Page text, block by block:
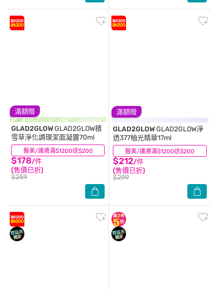
滿額贈
醫美/護膚滿$1200送$200
GLAD2GLOWGLAD2GLOW積
雪草淨化調理潔面凝露70ml
$178/件
(售價已折)
$259
(0)
滿額贈
醫美/護膚滿$1200送$200
GLAD2GLOWGLAD2GLOW淨
透377柚光精華17ml
$212/件
(售價已折)
$299
(0)